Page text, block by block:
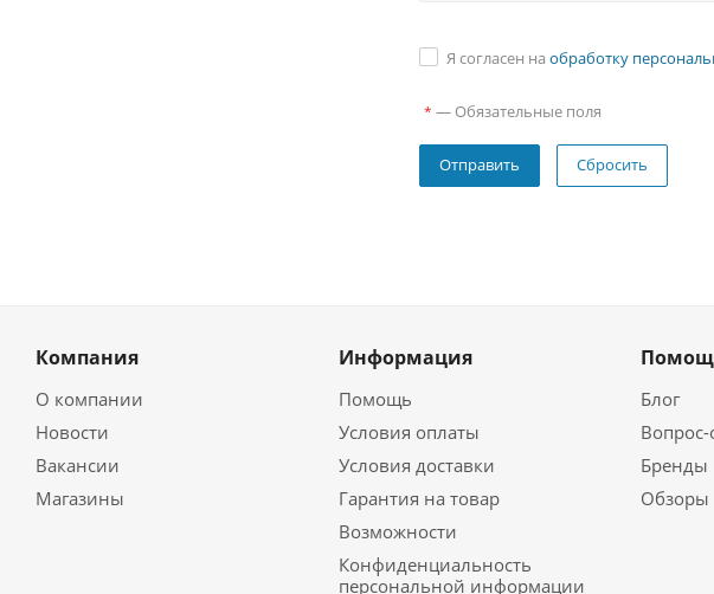
Я согласен на обработку
* — Обязательные поля
Сбросить
Компания
О компании
Новости
Вакансии
Магазины
Информация
Помощь
Условия оплаты
Условия доставки
Гарантия на товар
Возможности
Конфиденциальность
персональной информации
Блог
Вопрос-
Бренды
Обзоры